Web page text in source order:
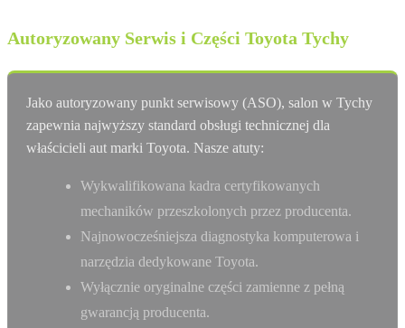
Autoryzowany Serwis i Części Toyota Tychy
Jako autoryzowany punkt serwisowy (ASO), salon w Tychy
zapewnia najwyższy standard obsługi technicznej dla
właścicieli aut marki Toyota. Nasze atuty:
Wykwalifikowana kadra certyfikowanych
mechaników przeszkolonych przez producenta.
Najnowocześniejsza diagnostyka komputerowa i
narzędzia dedykowane Toyota.
Wyłącznie oryginalne części zamienne z pełną
gwarancją producenta.